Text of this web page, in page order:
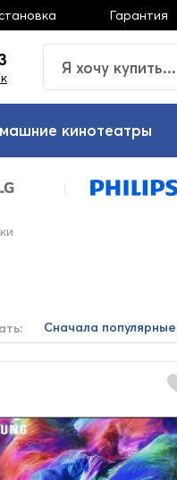
Гарантия
кинотеатры
Сначала популярные